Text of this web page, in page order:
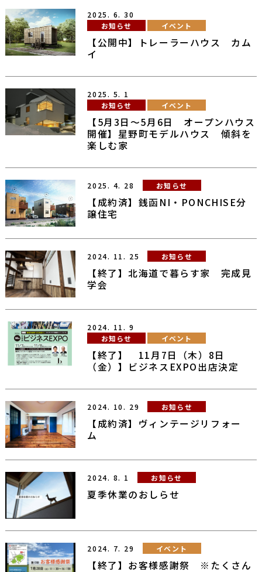
2025. 6. 30
お知らせ
イベント
【公開中】トレーラーハウス カム
イ
2025. 5. 1
お知らせ
イベント
【5月3日～5月6日 オープンハウス
開催】星野町モデルハウス 傾斜を
楽しむ家
2025. 4. 28 お知らせ
【成約済】銭函NI・PONCHISE分
譲住宅
2024. 11. 25 お知らせ
【終了】北海道で暮らす家 完成見
学会
2024. 11. 9
お知らせ
イベント
【終了】 11月7日（木）8日
（金）】ビジネスEXPO出店決定
2024. 10. 29 お知らせ
【成約済】ヴィンテージリフォー
ム
2024. 8. 1 お知らせ
夏季休業のおしらせ
2024. 7. 29 イベント
【終了】お客様感謝祭 ※たくさん